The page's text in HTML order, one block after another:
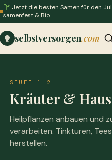
Jetzt die besten Samen für den
samenfest & Bio
selbstversorgen.com
STUFE 1–2
Kräuter &
Heilpflanzen anbauen und
verarbeiten. Tinkturen,
herstellen.